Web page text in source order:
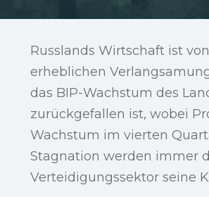
Russlands Wirtschaft ist
erheblichen
das BIP-Wachstum des
zurückgefallen ist, wobei
Wachstum im vierten
Stagnation werden immer
Verteidigungssektor seine